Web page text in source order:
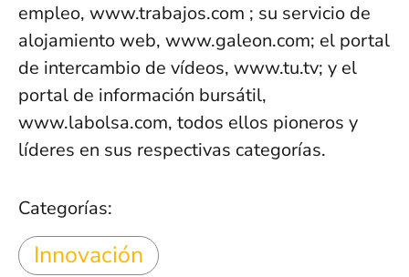
empleo, www.trabajos.com ; su servicio de
alojamiento web, www.galeon.com; el portal
de intercambio de vídeos, www.tu.tv; y el
portal de información bursátil,
www.labolsa.com, todos ellos pioneros y
líderes en sus respectivas categorías.
Categorías:
Innovación